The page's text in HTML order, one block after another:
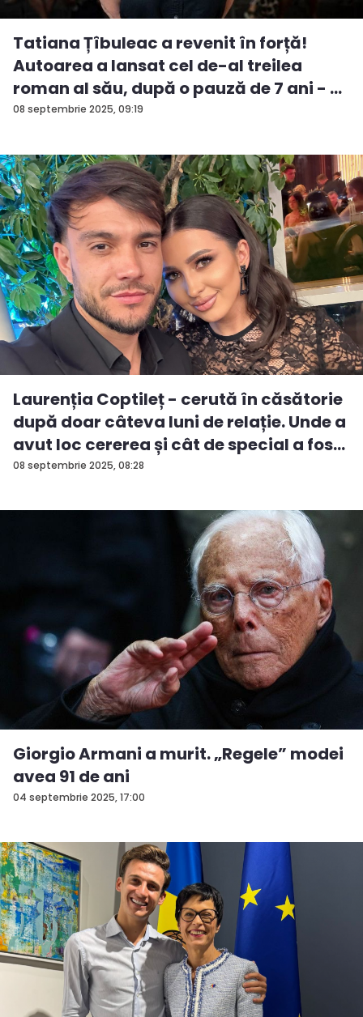
08 septembrie 2025, 09:19
Tatiana Țîbuleac a revenit în forță!
Autoarea a lansat cel de-al treilea
roman al său, după o pauză de 7 ani - ...
08 septembrie 2025, 08:28
Laurenția Coptileț - cerută în căsătorie
după doar câteva luni de relație. Unde a
avut loc cererea și cât de special a fos...
04 septembrie 2025, 17:00
Giorgio Armani a murit. „Regele” modei
avea 91 de ani